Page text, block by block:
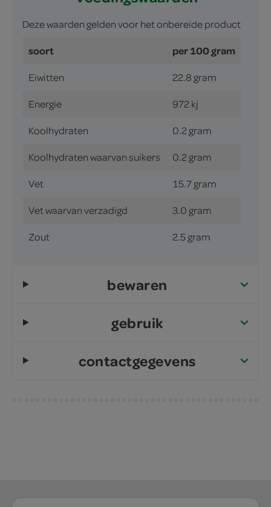
Deze waarden gelden voor het onbereide product
soort per 100 gram
Eiwitten 22.8 gram
Energie 972 kj
Koolhydraten 0.2 gram
Koolhydraten waarvan suikers 0.2 gram
Vet 15.7 gram
Vet waarvan verzadigd 3.0 gram
Zout 2.5 gram
bewaren
gebruik
contactgegevens